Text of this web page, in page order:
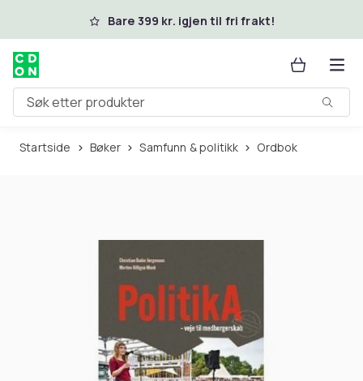
Hopp til hovedinnholdBare 399 kr. igjen til fri frakt!
Søk etter produkter
Startside Bøker Samfunn & politikk Ordbok